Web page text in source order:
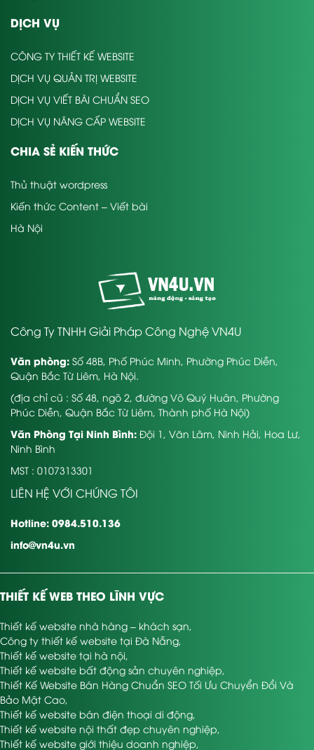
DỊCH VỤ
CÔNG TY THIẾT KẾ WEBSITE
DỊCH VỤ QUẢN TRỊ WEBSITE
DỊCH VỤ VIẾT BÀI CHUẨN SEO
DỊCH VỤ NÂNG CẤP WEBSITE
CHIA SẺ KIẾN THỨC
Thủ thuật wordpress
Kiến thức Content – Viết bài
Hà Nội
Công Ty TNHH Giải Pháp Công Nghệ VN4U
Văn phòng: Số 48B, Phố Phúc Minh, Phường Phúc Diễn,
Quận Bắc Từ Liêm, Hà Nội.
(địa chỉ cũ : Số 48, ngõ 2, đường Võ Quý Huân, Phường
Phúc Diễn, Quận Bắc Từ Liêm, Thành phố Hà Nội)
Văn Phòng Tại Ninh Bình: Đội 1, Văn Lâm, Ninh Hải, Hoa Lư,
Ninh Bình
MST : 0107313301
LIÊN HỆ VỚI CHÚNG TÔI
Hotline: 0984.510.136
info@vn4u.vn
THIẾT KẾ WEB THEO LĨNH VỰC
Thiết kế website nhà hàng – khách sạn,
Công ty thiết kế website tại Đà Nẵng,
Thiết kế website tại hà nội,
Thiết kế website bất động sản chuyên nghiệp,
Thiết Kế Website Bán Hàng Chuẩn SEO Tối Ưu Chuyển Đổi Và
Bảo Mật Cao,
Thiết kế website bán điện thoại di động,
Thiết kế website nội thất đẹp chuyên nghiệp,
Thiết kế website giới thiệu doanh nghiệp,